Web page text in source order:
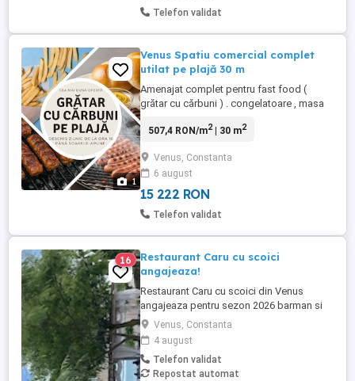
Telefon validat
1
Venus Spatiu comercial complet
utilat pe plajă 30 m
Amenajat complet pentru fast food (
grătar cu cărbuni ) . congelatoare , masa
etc . Tot ce e necesar funcționării . Nu am
sezonul! Nu am posibilitatea să mă ocup
anul acesta de el .
507,4 RON/m2| 30 m2
Venus, Constanta
6 august
15 222 RON
Telefon validat
16
Restaurant Caru cu scoici
angajeaza!
Restaurant Caru cu scoici din Venus
angajeaza pentru sezon 2026 barman si
ajutor barman, ospatar ,vânzător
inghetata. Se ofera cazare si o masa.
Venus, Constanta
4 august
Telefon validat
Repostat automat